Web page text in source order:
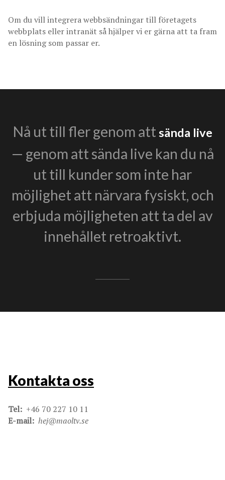
Om du vill integrera webbsändningar till företagets
webbplats eller intranät så hjälper vi er gärna att ta fram
en lösning som passar er.
Nå ut till fler genom att sända live
— genom att sända live kan du nå
ut till kunder som inte har
möjlighet att närvara fysiskt, och
erbjuda möjligheten att ta del av
innehållet retroaktivt.
Kontakta oss
Tel: +46 70 227 10 11
E-mail: hej@maoltv.se